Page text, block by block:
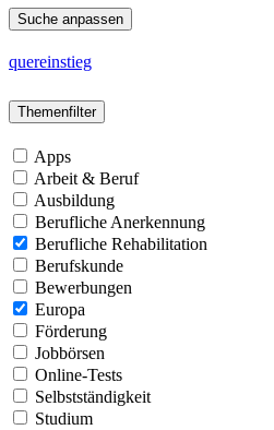
Suche anpassen
quereinstieg
Themenfilter
Apps
Arbeit & Beruf
Ausbildung
Berufliche Anerkennung
Berufliche Rehabilitation
Berufskunde
Bewerbungen
Europa
Förderung
Jobbörsen
Online-Tests
Selbstständigkeit
Studium